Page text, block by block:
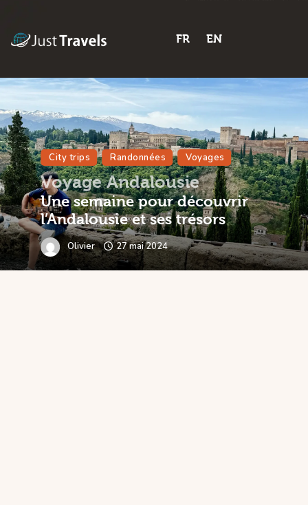
FR EN
Home
Blog
Trips
Features
Shop
Contactez-nous
City trips Randonnées Voyages
Voyage Andalousie
Une semaine pour découvrir
l’Andalousie et ses trésors
Olivier 27 mai 2024